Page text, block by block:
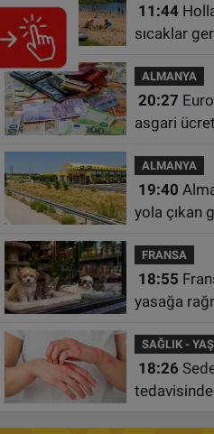
11:44Hollanda'da
sıcaklar
dereceyi
ALMANYA
20:27
asgari
sıraya
ALMANYA
19:40
yola çıkan
FRANSA
18:55
yasağa
shoplara
1.500 euro
SAĞLIK -
18:26